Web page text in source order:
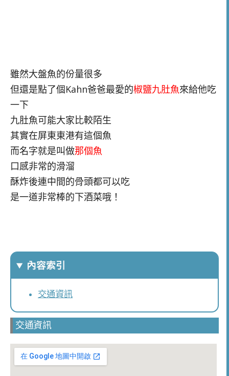
雖然大盤魚的份量很多
但還是點了個Kahn爸爸最愛的椒鹽九肚魚來給他吃
一下
九肚魚可能大家比較陌生
其實在屏東東港有這個魚
而名字就是叫做那個魚
口感非常的滑溜
酥炸後連中間的骨頭都可以吃
是一道非常棒的下酒菜哦！
內容索引
交通資訊
交通資訊